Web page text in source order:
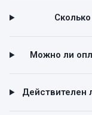
Можно ли
Действителен